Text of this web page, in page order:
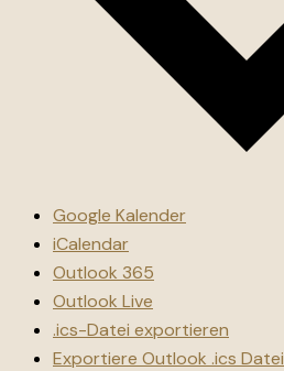
Google Kalender
iCalendar
Outlook 365
Outlook Live
.ics-Datei exportieren
Exportiere Outlook .ics Datei